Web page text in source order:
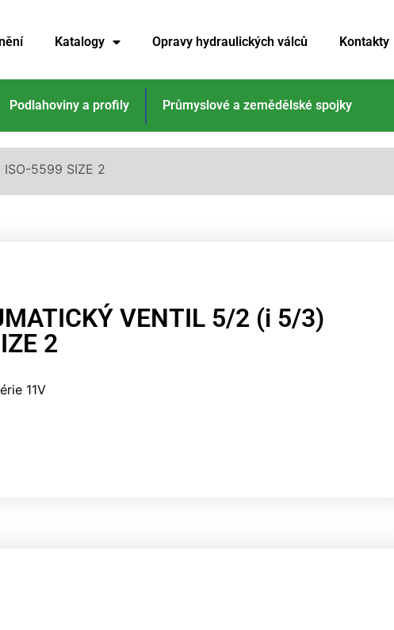
Katalogy Opravy hydraulických válců Kontakty
Podlahoviny a profily Průmyslové a zemědělské spojky
ISO-5599 SIZE 2
VENTIL 5/2 (i 5/3)
2
11V